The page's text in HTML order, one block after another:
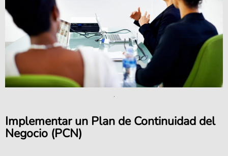
.
Implementar un Plan de Continuidad del
Negocio (PCN)